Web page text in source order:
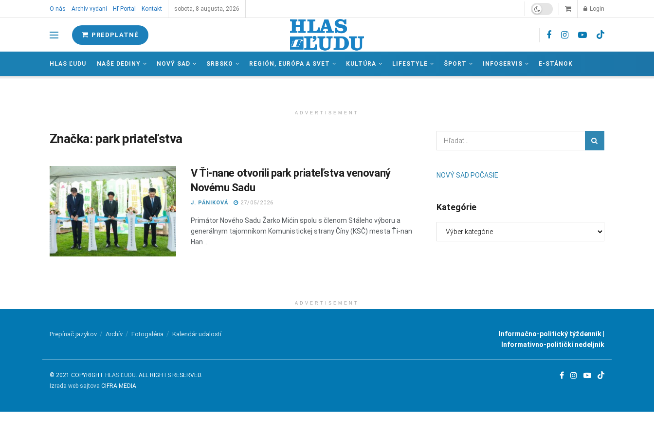
O nás Archív vydaní Hľ Portal Kontakt sobota, 8 augusta, 2026 Login
PREDPLATNÉ
HLAS ĽUDU NAŠE DEDINY NOVÝ SAD SRBSKO REGIÓN, EURÓPA A SVET KULTÚRA LIFESTYLE ŠPORT INFOSERVIS E-STÁNOK
ADVERTISEMENT
Značka: park priateľstva
V Ťi-nane otvorili park priateľstva venovaný
Novému Sadu
J. PÁNIKOVÁ 27/05/2026
Primátor Nového Sadu Žarko Mićin spolu s členom Stáleho výboru a
generálnym tajomníkom Komunistickej strany Číny (KSČ) mesta Ťi-nan
Han ...
NOVÝ SAD POČASIE
Kategórie
ADVERTISEMENT
Prepínač jazykov Archív Fotogaléria Kalendár udalostí
Informačno-politický týždenník |
Informativno-politički nedeljnik
© 2021 COPYRIGHT HLAS ĽUDU. ALL RIGHTS RESERVED.
Izrada web sajtova CIFRA MEDIA.